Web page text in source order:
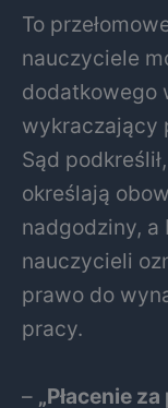
To
nauczyciele
dodatkowego
wykraczający
Sąd
określają
nadgodziny,
nauczycieli
prawo do
pracy.
– „Płacenie